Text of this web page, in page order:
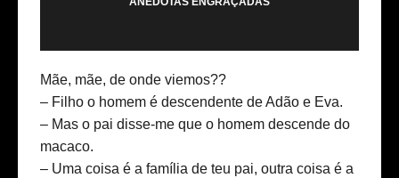
Mãe, mãe, de onde viemos??
– Filho o homem é descendente de Adão e Eva.
– Mas o pai disse-me que o homem descende do
macaco.
– Uma coisa é a família de teu pai, outra coisa é a